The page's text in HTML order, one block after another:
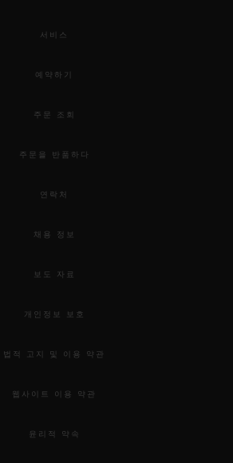
서비스
예약하기
주문 조회
주문을 반품하다
연락처
채용 정보
보도 자료
개인정보 보호
법적 고지 및 이용 약관
웹사이트 이용 약관
윤리적 약속